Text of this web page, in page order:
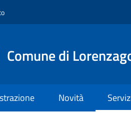
Comune di
Novità